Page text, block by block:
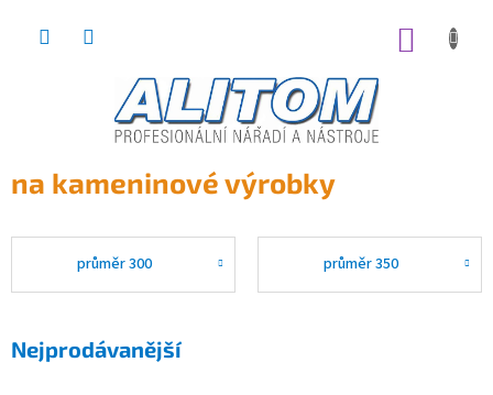
na kameninové výrobky
průměr 300 průměr 350
Nejprodávanější